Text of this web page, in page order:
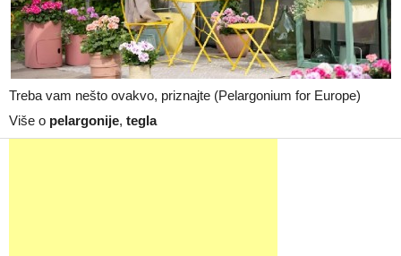
Treba vam nešto ovakvo, priznajte (Pelargonium for Europe)
Više o pelargonije, tegla